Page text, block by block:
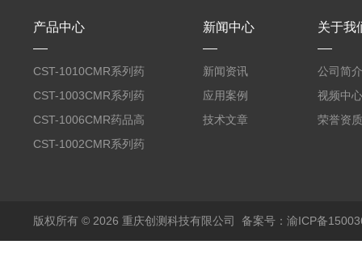
产品中心
CST-1010CMR系列药
品高温试验箱
CST-1003CMR系列药
品高温试验箱
CST-1006CMR药品高
温试验箱
CST-1002CMR系列药
新闻中心
新闻资讯
应用案例
技术文章
关于我
公司简介
视频中心
荣誉资质
版权所有 © 2026 重庆创测科技有限公司 备案号：渝ICP备